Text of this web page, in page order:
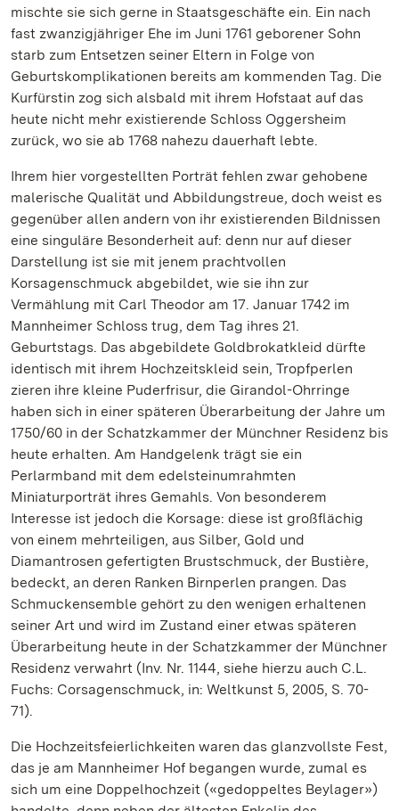
mischte sie sich gerne in Staatsgeschäfte ein. Ein nach
fast zwanzigjähriger Ehe im Juni 1761 geborener Sohn
starb zum Entsetzen seiner Eltern in Folge von
Geburtskomplikationen bereits am kommenden Tag. Die
Kurfürstin zog sich alsbald mit ihrem Hofstaat auf das
heute nicht mehr existierende Schloss Oggersheim
zurück, wo sie ab 1768 nahezu dauerhaft lebte.
Ihrem hier vorgestellten Porträt fehlen zwar gehobene
malerische Qualität und Abbildungstreue, doch weist es
gegenüber allen andern von ihr existierenden Bildnissen
eine singuläre Besonderheit auf: denn nur auf dieser
Darstellung ist sie mit jenem prachtvollen
Korsagenschmuck abgebildet, wie sie ihn zur
Vermählung mit Carl Theodor am 17. Januar 1742 im
Mannheimer Schloss trug, dem Tag ihres 21.
Geburtstags. Das abgebildete Goldbrokatkleid dürfte
identisch mit ihrem Hochzeitskleid sein, Tropfperlen
zieren ihre kleine Puderfrisur, die Girandol-Ohrringe
haben sich in einer späteren Überarbeitung der Jahre um
1750/60 in der Schatzkammer der Münchner Residenz bis
heute erhalten. Am Handgelenk trägt sie ein
Perlarmband mit dem edelsteinumrahmten
Miniaturporträt ihres Gemahls. Von besonderem
Interesse ist jedoch die Korsage: diese ist großflächig
von einem mehrteiligen, aus Silber, Gold und
Diamantrosen gefertigten Brustschmuck, der Bustière,
bedeckt, an deren Ranken Birnperlen prangen. Das
Schmuckensemble gehört zu den wenigen erhaltenen
seiner Art und wird im Zustand einer etwas späteren
Überarbeitung heute in der Schatzkammer der Münchner
Residenz verwahrt (Inv. Nr. 1144, siehe hierzu auch C.L.
Fuchs: Corsagenschmuck, in: Weltkunst 5, 2005, S. 70-
71).
Die Hochzeitsfeierlichkeiten waren das glanzvollste Fest,
das je am Mannheimer Hof begangen wurde, zumal es
sich um eine Doppelhochzeit («gedoppeltes Beylager»)